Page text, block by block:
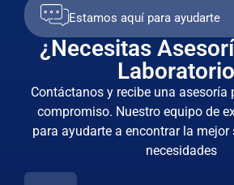
Estamos aquí para ayudarte
¿Necesitas
Contáctanos y recibe una asesoría
compromiso. Nuestro equipo de
para ayudarte a encontrar la
necesidades